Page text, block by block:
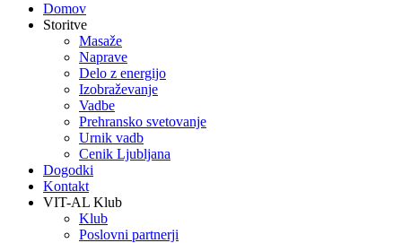
Domov
Storitve
Masaže
Naprave
Delo z energijo
Izobraževanje
Vadbe
Prehransko svetovanje
Urnik vadb
Cenik Ljubljana
Dogodki
Kontakt
VIT-AL Klub
Klub
Poslovni partnerji